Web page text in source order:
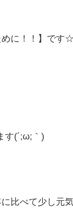
めに！！】で
す(´;ω;｀)
比べて少し元